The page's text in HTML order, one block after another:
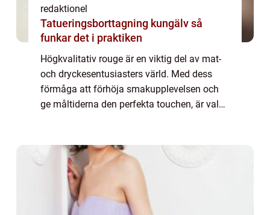
redaktionel
Tatueringsborttagning kungälv så
funkar det i praktiken
Högkvalitativ rouge är en viktig del av mat-
och dryckesentusiasters värld. Med dess
förmåga att förhöja smakupplevelsen och
ge måltiderna den perfekta touchen, är valet